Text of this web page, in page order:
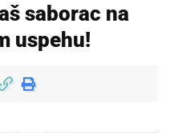
saborac na
uspehu!